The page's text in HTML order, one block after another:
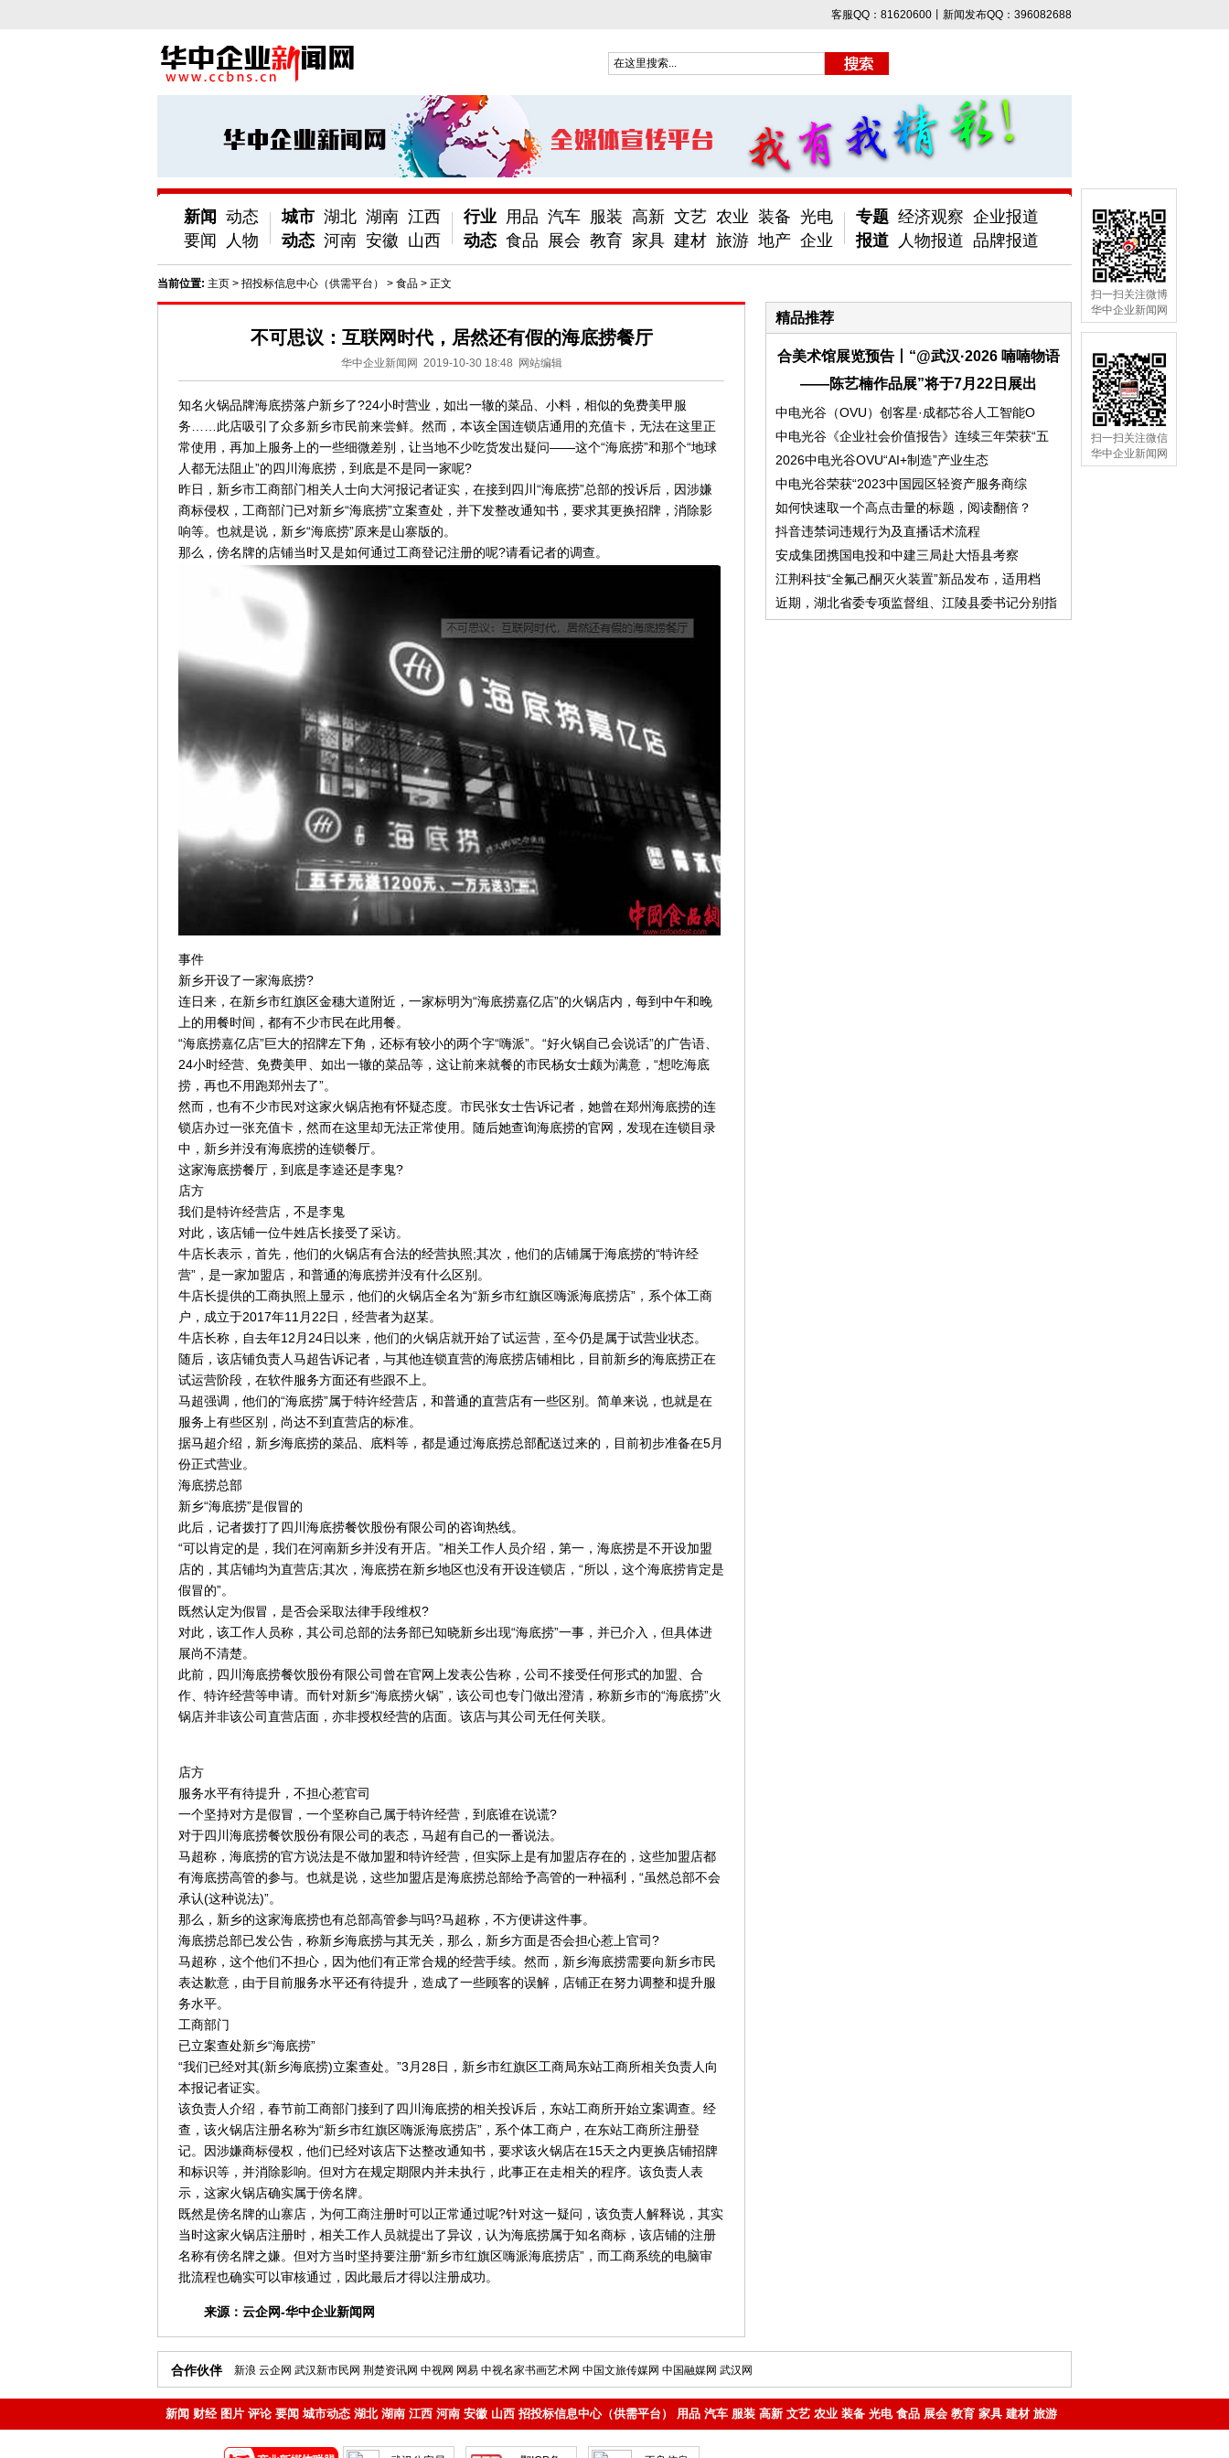
客服QQ：81620600丨新闻发布QQ：396082688
新闻
要闻
动态
人物
城市
动态
湖北 湖南 江西
河南 安徽 山西
行业
动态
用品 汽车 服装 高新 文艺 农业 装备 光电
食品
展会 教育 家具 建材 旅游 地产 企业
专题
报道
经济观察 企业报道
人物报道 品牌报道
扫一扫关注微博
华中企业新闻网
扫一扫关注微信
华中企业新闻网
当前位置: 主页 > 招投标信息中心（供需平台） > 食品 > 正文
不可思议：互联网时代，居然还有假的海底捞餐厅
华中企业新闻网 2019-10-30 18:48 网站编辑
知名火锅品牌海底捞落户新乡了?24小时营业，如出一辙的菜品、小料，相似的免费美甲服
务……此店吸引了众多新乡市民前来尝鲜。然而，本该全国连锁店通用的充值卡，无法在这里正
常使用，再加上服务上的一些细微差别，让当地不少吃货发出疑问——这个“海底捞”和那个“地球
人都无法阻止”的四川海底捞，到底是不是同一家呢?
昨日，新乡市工商部门相关人士向大河报记者证实，在接到四川“海底捞”总部的投诉后，因涉嫌
商标侵权，工商部门已对新乡“海底捞”立案查处，并下发整改通知书，要求其更换招牌，消除影
响等。也就是说，新乡“海底捞”原来是山寨版的。
那么，傍名牌的店铺当时又是如何通过工商登记注册的呢?请看记者的调查。
事件
新乡开设了一家海底捞?
连日来，在新乡市红旗区金穗大道附近，一家标明为“海底捞嘉亿店”的火锅店内，每到中午和晚
上的用餐时间，都有不少市民在此用餐。
“海底捞嘉亿店”巨大的招牌左下角，还标有较小的两个字“嗨派”。“好火锅自己会说话”的广告语、
24小时经营、免费美甲、如出一辙的菜品等，这让前来就餐的市民杨女士颇为满意，“想吃海底
捞，再也不用跑郑州去了”。
然而，也有不少市民对这家火锅店抱有怀疑态度。市民张女士告诉记者，她曾在郑州海底捞的连
锁店办过一张充值卡，然而在这里却无法正常使用。随后她查询海底捞的官网，发现在连锁目录
中，新乡并没有海底捞的连锁餐厅。
这家海底捞餐厅，到底是李逵还是李鬼?
店方
我们是特许经营店，不是李鬼
对此，该店铺一位牛姓店长接受了采访。
牛店长表示，首先，他们的火锅店有合法的经营执照;其次，他们的店铺属于海底捞的“特许经
营”，是一家加盟店，和普通的海底捞并没有什么区别。
牛店长提供的工商执照上显示，他们的火锅店全名为“新乡市红旗区嗨派海底捞店”，系个体工商
户，成立于2017年11月22日，经营者为赵某。
牛店长称，自去年12月24日以来，他们的火锅店就开始了试运营，至今仍是属于试营业状态。
随后，该店铺负责人马超告诉记者，与其他连锁直营的海底捞店铺相比，目前新乡的海底捞正在
试运营阶段，在软件服务方面还有些跟不上。
马超强调，他们的“海底捞”属于特许经营店，和普通的直营店有一些区别。简单来说，也就是在
服务上有些区别，尚达不到直营店的标准。
据马超介绍，新乡海底捞的菜品、底料等，都是通过海底捞总部配送过来的，目前初步准备在5月
份正式营业。
海底捞总部
新乡“海底捞”是假冒的
此后，记者拨打了四川海底捞餐饮股份有限公司的咨询热线。
“可以肯定的是，我们在河南新乡并没有开店。”相关工作人员介绍，第一，海底捞是不开设加盟
店的，其店铺均为直营店;其次，海底捞在新乡地区也没有开设连锁店，“所以，这个海底捞肯定是
假冒的”。
既然认定为假冒，是否会采取法律手段维权?
对此，该工作人员称，其公司总部的法务部已知晓新乡出现“海底捞”一事，并已介入，但具体进
展尚不清楚。
此前，四川海底捞餐饮股份有限公司曾在官网上发表公告称，公司不接受任何形式的加盟、合
作、特许经营等申请。而针对新乡“海底捞火锅”，该公司也专门做出澄清，称新乡市的“海底捞”火
锅店并非该公司直营店面，亦非授权经营的店面。该店与其公司无任何关联。
店方
服务水平有待提升，不担心惹官司
一个坚持对方是假冒，一个坚称自己属于特许经营，到底谁在说谎?
对于四川海底捞餐饮股份有限公司的表态，马超有自己的一番说法。
马超称，海底捞的官方说法是不做加盟和特许经营，但实际上是有加盟店存在的，这些加盟店都
有海底捞高管的参与。也就是说，这些加盟店是海底捞总部给予高管的一种福利，“虽然总部不会
承认(这种说法)”。
那么，新乡的这家海底捞也有总部高管参与吗?马超称，不方便讲这件事。
海底捞总部已发公告，称新乡海底捞与其无关，那么，新乡方面是否会担心惹上官司?
马超称，这个他们不担心，因为他们有正常合规的经营手续。然而，新乡海底捞需要向新乡市民
表达歉意，由于目前服务水平还有待提升，造成了一些顾客的误解，店铺正在努力调整和提升服
务水平。
工商部门
已立案查处新乡“海底捞”
“我们已经对其(新乡海底捞)立案查处。”3月28日，新乡市红旗区工商局东站工商所相关负责人向
本报记者证实。
该负责人介绍，春节前工商部门接到了四川海底捞的相关投诉后，东站工商所开始立案调查。经
查，该火锅店注册名称为“新乡市红旗区嗨派海底捞店”，系个体工商户，在东站工商所注册登
记。因涉嫌商标侵权，他们已经对该店下达整改通知书，要求该火锅店在15天之内更换店铺招牌
和标识等，并消除影响。但对方在规定期限内并未执行，此事正在走相关的程序。该负责人表
示，这家火锅店确实属于傍名牌。
既然是傍名牌的山寨店，为何工商注册时可以正常通过呢?针对这一疑问，该负责人解释说，其实
当时这家火锅店注册时，相关工作人员就提出了异议，认为海底捞属于知名商标，该店铺的注册
名称有傍名牌之嫌。但对方当时坚持要注册“新乡市红旗区嗨派海底捞店”，而工商系统的电脑审
批流程也确实可以审核通过，因此最后才得以注册成功。
来源： 云企网-华中企业新闻网
精品推荐
合美术馆展览预告丨“@武汉·2026 喃喃物语
——陈艺楠作品展”将于7月22日展出
中电光谷（OVU）创客星·成都芯谷人工智能O
中电光谷《企业社会价值报告》连续三年荣获“五
2026中电光谷OVU“AI+制造”产业生态
中电光谷荣获“2023中国园区轻资产服务商综
如何快速取一个高点击量的标题，阅读翻倍？
抖音违禁词违规行为及直播话术流程
安成集团携国电投和中建三局赴大悟县考察
江荆科技“全氟己酮灭火装置”新品发布，适用档
近期，湖北省委专项监督组、江陵县委书记分别指
合作伙伴 新浪 云企网 武汉新市民网 荆楚资讯网 中视网 网易 中视名家书画艺术网 中国文旅传媒网 中国融媒网 武汉网
新闻 财经 图片 评论 要闻 城市动态 湖北 湖南 江西 河南 安徽 山西 招投标信息中心（供需平台） 用品 汽车 服装 高新 文艺 农业 装备 光电 食品 展会 教育 家具 建材 旅游